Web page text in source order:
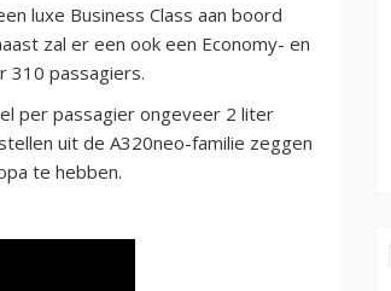
luxe Business Class aan boord
zal er een ook een Economy- en
310 passagiers.
per passagier ongeveer 2 liter
uit de A320neo-familie zeggen
te hebben.